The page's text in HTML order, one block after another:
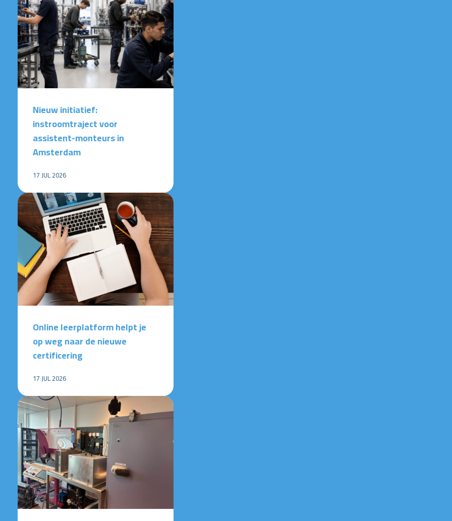
Nieuw initiatief:
instroomtraject voor
assistent-monteurs in
Amsterdam
17 JUL 2026
Online leerplatform helpt je
op weg naar de nieuwe
certificering
17 JUL 2026